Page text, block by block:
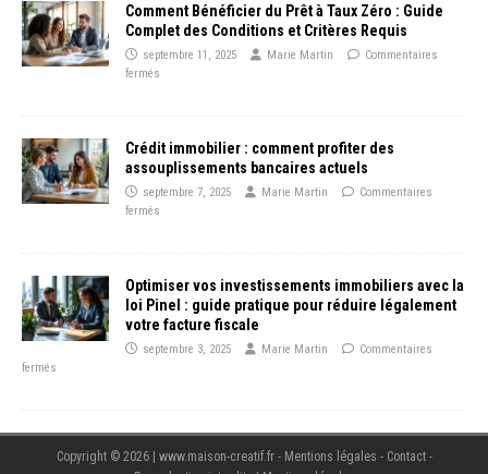
Comment Bénéficier du Prêt à Taux Zéro : Guide
Complet des Conditions et Critères Requis
septembre 11, 2025 Marie Martin
Commentaires
fermés
Crédit immobilier : comment profiter des
assouplissements bancaires actuels
septembre 7, 2025 Marie Martin
Commentaires
fermés
Optimiser vos investissements immobiliers avec la
loi Pinel : guide pratique pour réduire légalement
votre facture fiscale
septembre 3, 2025 Marie Martin
Commentaires
fermés
Copyright © 2026 | www.maison-creatif.fr - Mentions légales - Contact -